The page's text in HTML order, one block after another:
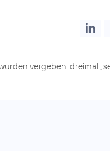
vergeben: dreimal